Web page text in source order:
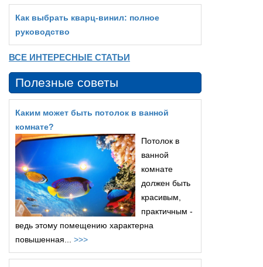
Как выбрать кварц‑винил: полное
руководство
ВСЕ ИНТЕРЕСНЫЕ СТАТЬИ
Полезные советы
Каким может быть потолок в ванной
комнате?
Потолок в
ванной
комнате
должен быть
красивым,
практичным -
ведь этому помещению характерна
повышенная... >>>